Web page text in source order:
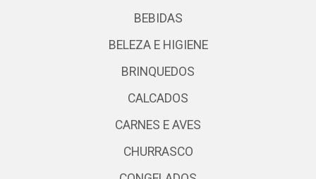
BEBIDAS
BELEZA E HIGIENE
BRINQUEDOS
CALCADOS
CARNES E AVES
CHURRASCO